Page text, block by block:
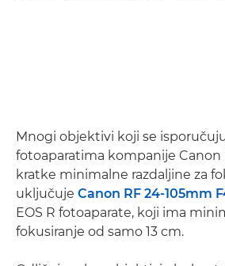
Mnogi objektivi koji se isporučuju
fotoaparatima kompanije
kratke minimalne razdaljine za
uključuje Canon RF 24-105mm
EOS R fotoaparate, koji ima
fokusiranje od samo 13 cm.